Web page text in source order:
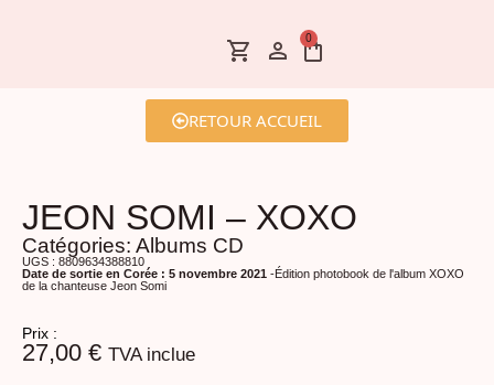
0
RETOUR ACCUEIL
JEON SOMI – XOXO
Catégories: Albums CD
UGS : 8809634388810
Date de sortie en Corée : 5 novembre 2021 -Édition photobook de l'album XOXO
de la chanteuse Jeon Somi
Prix :
27,00 € TVA inclue